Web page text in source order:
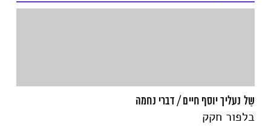
שַל נעליך יוסף חיים / דברי נחמה
בלפור חקק